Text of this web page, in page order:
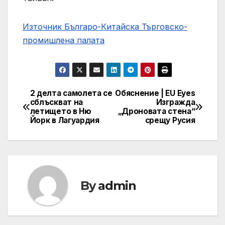
Източник Българо-Китайска Търговско-
промишлена палaта
Навигация
Обяснение | EU Eyes
Изгражда
„Дроновата стена“
срещу Русия
2 делта самолета се
сблъскват на
летището в Ню
Йорк в Лагуардия
Byadmin